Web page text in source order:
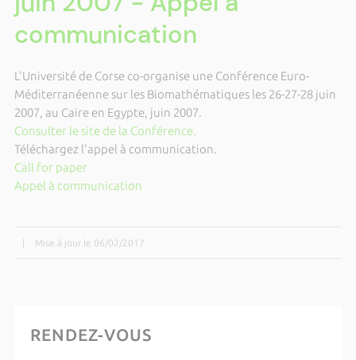
communication
L'Université de Corse co-organise une Conférence Euro-
Méditerranéenne sur les Biomathématiques les 26-27-28 juin
2007, au Caire en Egypte, juin 2007.
Consulter le site de la Conférence.
Téléchargez l'appel à communication.
Call for paper
Appel à communication
Mise à jour le 06/02/2017
RENDEZ-VOUS